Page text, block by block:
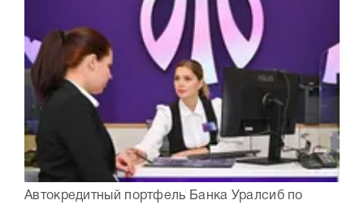
Автокредитный портфель Банка Уралсиб по